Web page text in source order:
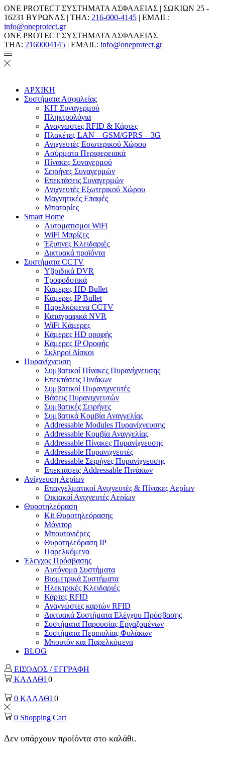
ONE PROTECT ΣΥΣΤΗΜΑΤΑ ΑΣΦΑΛΕΙΑΣ | ΣΩΚΙΩΝ 25 -
16231 ΒΥΡΩΝΑΣ | ΤΗΛ: 216-000-4145 | EMAIL:
info@oneprotect.gr
ONE PROTECT ΣΥΣΤΗΜΑΤΑ ΑΣΦΑΛΕΙΑΣ
ΤΗΛ: 2160004145 | EMAIL: info@oneprotect.gr
ΑΡΧΙΚΗ
Συστήματα Ασφαλείας
ΚΙΤ Συναγερμού
Πληκτρολόγια
Αναγνώστες RFID & Κάρτες
Πλακέτες LAN – GSM/GPRS – 3G
Ανιχνευτές Εσωτερικού Χώρου
Aσύρματα Περιφερειακά
Πίνακες Συναγερμού
Σειρήνες Συναγερμών
Επεκτάσεις Συναγερμών
Ανιχνευτές Εξωτερικού Χώρου
Μαγνητικές Επαφές
Μπαταρίες
Smart Home
Αυτοματισμοι WiFi
WiFi Μπρίζες
Έξυπνες Κλειδαριές
Δικτυακά προϊόντα
Συστήματα CCTV
Υβριδικά DVR
Tροφοδοτικά
Κάμερες HD Βullet
Κάμερες IP Βullet
Παρελκόμενα CCTV
Καταγραφικά NVR
WiFi Kάμερες
Κάμερες HD οροφής
Κάμερες IP Οροφής
Σκληροί Δίσκοι
Πυρανίχνευση
Συμβατικοί Πίνακες Πυρανίχνευσης
Επεκτάσεις Πινάκων
Συμβατικοί Πυρανιχνευτές
Βάσεις Πυρανιχνευτών
Συμβατικές Σειρήνες
Συμβατικά Κομβία Αναγγελίας
Addressable Modules Πυρανίχνευσης
Addressable Κομβία Αναγγελίας
Addressable Πίνακες Πυρανίχνευσης
Addressable Πυρανιχνευτές
Addressable Σειρήνες Πυρανίχνευσης
Επεκτάσεις Addressable Πινάκων
Ανίχνευση Αερίων
Επαγγελματικοί Ανιχνευτές & Πίνακες Αερίων
Οικιακοί Ανιχνευτές Αερίων
Θυροτηλεόραση
Kit Θυροτηλεόρασης
Μόνιτορ
Μπουτονιέρες
Θυροτηλεόραση ΙΡ
Παρελκόμενα
Έλεγχος Πρόσβασης
Aυτόνομα Συστήματα
Βιομετρικά Συστήματα
Ηλεκτρικές Κλειδαριές
Κάρτες RFID
Αναγνώστες καρτών RFID
Δικτυακά Συστήματα Ελέγχου Πρόσβασης
Συστήματα Παρουσίας Εργαζομένων
Συστήματα Περιπολίας Φυλάκων
Mπουτόν και Παρελκόμενα
BLOG
ΕΙΣΟΔΟΣ / ΕΓΓΡΑΦΗ
ΚΑΛΑΘΙ 0
0 ΚΑΛΑΘΙ 0
0 Shopping Cart
Δεν υπάρχουν προϊόντα στο καλάθι.